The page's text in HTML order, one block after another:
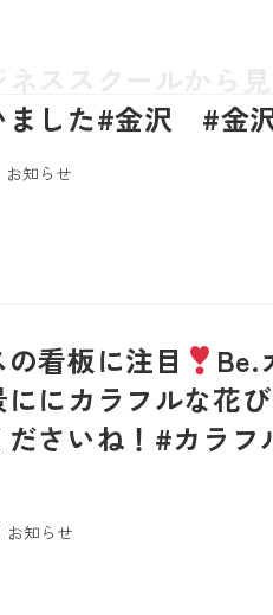
ススクールから
ました#金沢 #
お知らせ
看板に注目
Be.
にカラフルな花
ださいね！#カ
お知らせ